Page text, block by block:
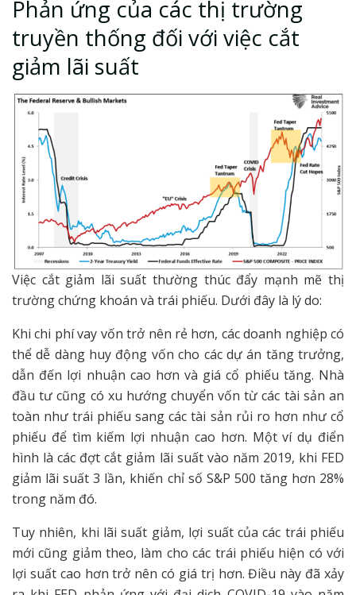
Phản ứng của các thị trường
truyền thống đối với việc cắt
giảm lãi suất
Việc cắt giảm lãi suất thường thúc đẩy mạnh mẽ thị
trường chứng khoán và trái phiếu. Dưới đây là lý do:
Khi chi phí vay vốn trở nên rẻ hơn, các doanh nghiệp có
thể dễ dàng huy động vốn cho các dự án tăng trưởng,
dẫn đến lợi nhuận cao hơn và giá cổ phiếu tăng. Nhà
đầu tư cũng có xu hướng chuyển vốn từ các tài sản an
toàn như trái phiếu sang các tài sản rủi ro hơn như cổ
phiếu để tìm kiếm lợi nhuận cao hơn. Một ví dụ điển
hình là các đợt cắt giảm lãi suất vào năm 2019, khi FED
giảm lãi suất 3 lần, khiến chỉ số S&P 500 tăng hơn 28%
trong năm đó.
Tuy nhiên, khi lãi suất giảm, lợi suất của các trái phiếu
mới cũng giảm theo, làm cho các trái phiếu hiện có với
lợi suất cao hơn trở nên có giá trị hơn. Điều này đã xảy